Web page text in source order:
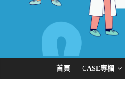
首頁 CASE專欄